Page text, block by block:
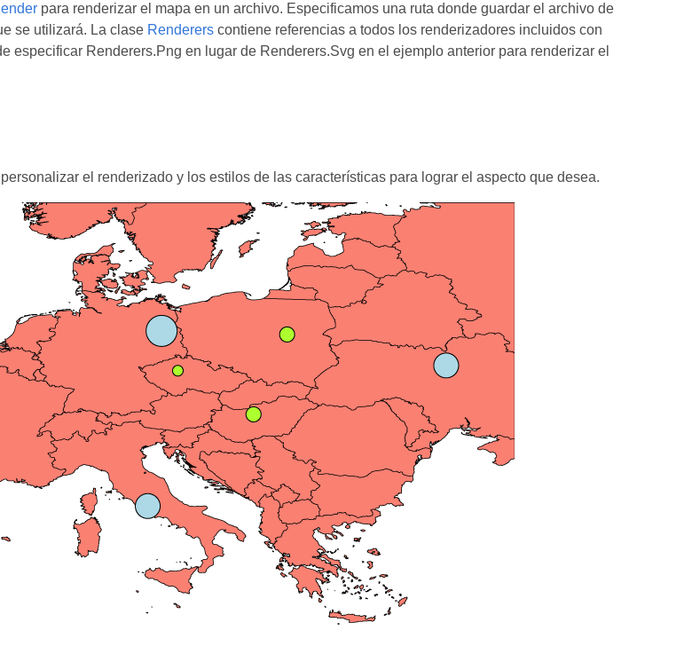
para renderizar el mapa en un archivo. Especificamos una ruta donde guardar el archivo de
se utilizará. La clase Renderers contiene referencias a todos los renderizadores incluidos con
especificar Renderers.Png en lugar de Renderers.Svg en el ejemplo anterior para renderizar el
el renderizado y los estilos de las características para lograr el aspecto que desea.